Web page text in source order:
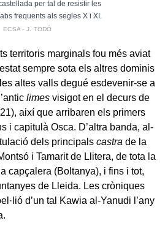
per tal de resistir les
frequents als segles X i XI.
ECSA - J. TODÓ
territoris marginals fou més aviat
sempre sota els altres dominis
altes valls degué esdevenir-se a
limes visigot en el decurs de
així que arribaren els primers
i capitulà Osca. D’altra banda, al-
dels principals castra de la
i Tamarit de Llitera, de tota la
capçalera (Boltanya), i fins i tot,
de Lleida. Les cròniques
d’un tal Kawia al-Yanudi l’any